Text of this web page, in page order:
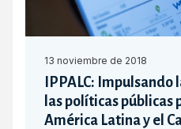
13 noviembre de 2018
IPPALC:
las políticas públicas
América Latina y el